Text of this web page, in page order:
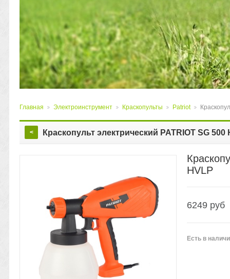
Главная Электроинструмент Краскопульты Patriot
< Краскопульт электрический PATRIOT SG 500
HVLP
6249 руб
Есть в